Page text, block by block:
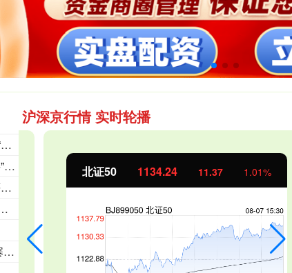
沪深京行情 实时轮播
北证50 1134.24 11.37 1.01%